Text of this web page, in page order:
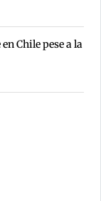
Chile pese a la